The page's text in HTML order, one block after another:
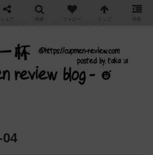
商品をレビュー / アレンジするブログ
04
シェア 検索 フォロー トップ 情報